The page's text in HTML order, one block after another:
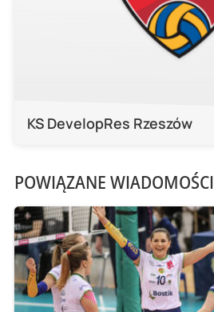
KS DevelopRes Rzeszów
POWIĄZANE WIADOMOŚCI